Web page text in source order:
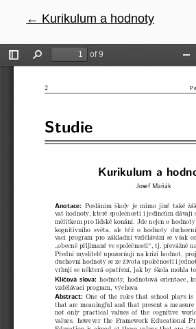
← Návrat na podrobnosti článku
Kurikulum a hodnoty